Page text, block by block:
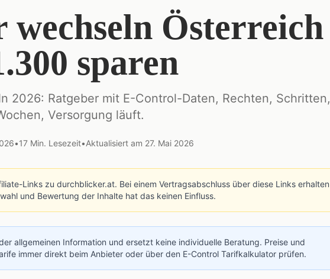
wechseln Österreich
sparen
2026: Ratgeber mit E-Control-Daten, Rechten, Schritten,
Versorgung läuft.
•17 Min. Lesezeit•Aktualisiert am 27. Mai 2026
Links zu durchblicker.at. Bei einem Vertragsabschluss über diese Links erhalten
und Bewertung der Inhalte hat das keinen Einfluss.
allgemeinen Information und ersetzt keine individuelle Beratung. Preise und
immer direkt beim Anbieter oder über den E-Control Tarifkalkulator prüfen.